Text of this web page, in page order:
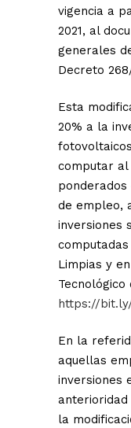
vigencia a
2021, al
generales
Decreto
Esta
20% a la
computar al
ponderados
de empleo,
inversiones
Limpias y
https://
En la
aquellas
inversiones
anterioridad
la